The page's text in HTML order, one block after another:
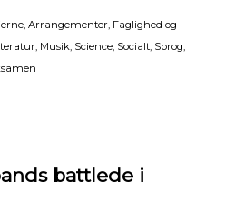
, Arrangementer, Faglighed og
, Musik, Science, Socialt, Sprog,
battlede i